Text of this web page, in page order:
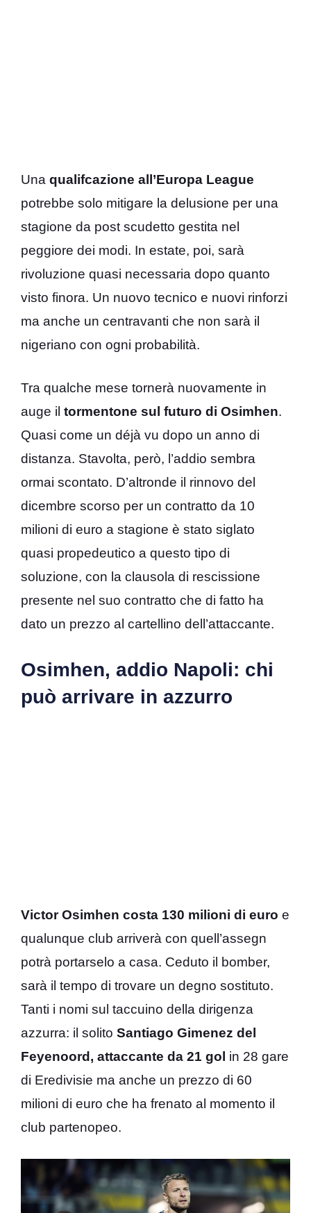
Una qualifcazione all’Europa League
potrebbe solo mitigare la delusione per una
stagione da post scudetto gestita nel
peggiore dei modi. In estate, poi, sarà
rivoluzione quasi necessaria dopo quanto
visto finora. Un nuovo tecnico e nuovi rinforzi
ma anche un centravanti che non sarà il
nigeriano con ogni probabilità.
Tra qualche mese tornerà nuovamente in
auge il tormentone sul futuro di Osimhen.
Quasi come un déjà vu dopo un anno di
distanza. Stavolta, però, l’addio sembra
ormai scontato. D’altronde il rinnovo del
dicembre scorso per un contratto da 10
milioni di euro a stagione è stato siglato
quasi propedeutico a questo tipo di
soluzione, con la clausola di rescissione
presente nel suo contratto che di fatto ha
dato un prezzo al cartellino dell’attaccante.
Osimhen, addio Napoli: chi
può arrivare in azzurro
Victor Osimhen costa 130 milioni di euro e
qualunque club arriverà con quell’assegn
potrà portarselo a casa. Ceduto il bomber,
sarà il tempo di trovare un degno sostituto.
Tanti i nomi sul taccuino della dirigenza
azzurra: il solito Santiago Gimenez del
Feyenoord, attaccante da 21 gol in 28 gare
di Eredivisie ma anche un prezzo di 60
milioni di euro che ha frenato al momento il
club partenopeo.